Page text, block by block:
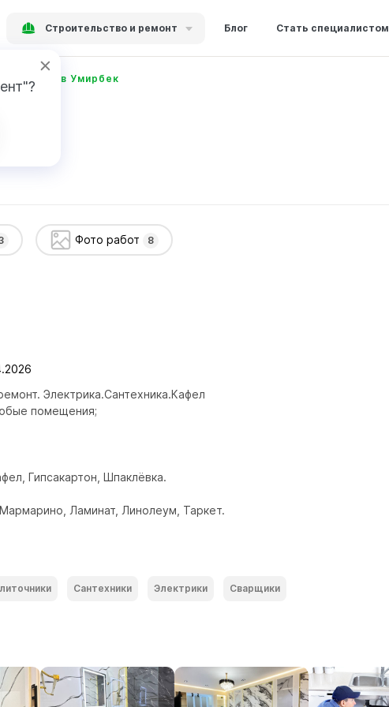
Строительство и ремонт Блог Стать специалистом
Султонов Умирбек
Фото работ 8
Электрика.Сантехника.Кафел
помещения;
Гипсакартон, Шпаклёвка.
Ламинат, Линолеум, Таркет.
Сантехники Электрики Сварщики